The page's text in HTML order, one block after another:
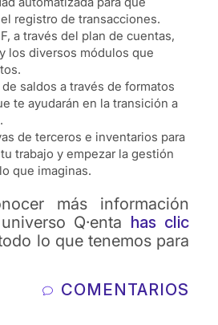
registro de transacciones.
a través del plan de cuentas,
los diversos módulos que
saldos a través de formatos
te ayudarán en la transición a
de terceros e inventarios para
trabajo y empezar la gestión
que imaginas.
más información
Q·enta has clic
lo que tenemos para
COMENTARIOS